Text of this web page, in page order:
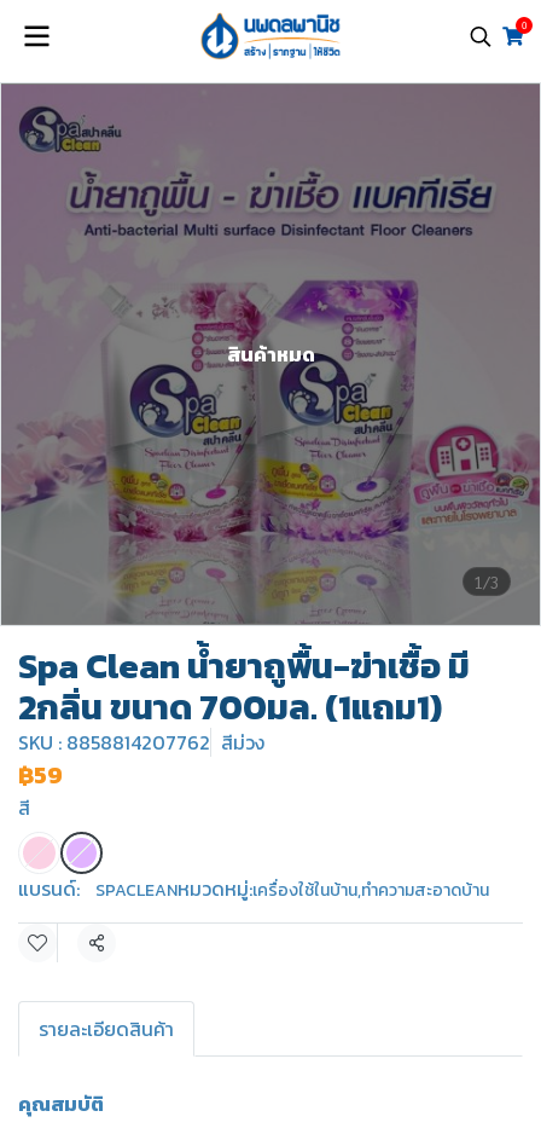
0
1/3
สินค้าหมด
Spa Clean น้ำยาถูพื้น-ฆ่าเชื้อ มี
2กลิ่น ขนาด 700มล. (1แถม1)
SKU : 8858814207762 สีม่วง
฿59
สี
แบรนด์: SPACLEANหมวดหมู่:เครื่องใช้ในบ้าน,ทำความสะอาดบ้าน
แชร์
รายละเอียดสินค้า
คุณสมบัติ